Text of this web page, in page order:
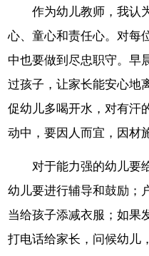
作为幼儿教师，我认
心、童心和责任心。对每
中也要做到尽忠职守。早
过孩子，让家长能安心地
促幼儿多喝开水，对有汗
动中，要因人而宜，因材
对于能力强的幼儿要
幼儿要进行辅导和鼓励；
当给孩子添减衣服；如果
打电话给家长，问候幼儿